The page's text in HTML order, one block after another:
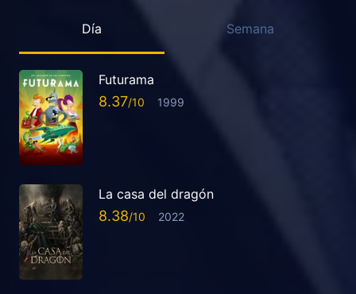
Día Semana
Futurama
8.37 1999
La casa del dragón
8.38 2022